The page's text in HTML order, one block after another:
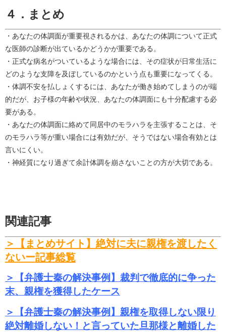
４．まとめ
・あなたの体調面が重要視されるかは、あなたの体調について正式
な医師の診断が出ているかどうかが重要である。
・正式な病名がついているような場合には、その症状が日常生活に
どのような支障を及ぼしているのかという点も重要になってくる。
・体調不安を払しょくするには、あなたが働き始めてしまうのが端
的だが、お子様の年齢や状況、あなたの体調面にも十分配慮する必
要がある。
・あなたの体調面に絡めて同居中のモラハラを主張することは、そ
のモラハラ等が重い場合には有効だが、そうではない場合有効とは
言いにくい。
・神経質になり過ぎて余計体調を崩さないことの方が大切である。
関連記事
＞【まとめサイト】絶対に夫に親権を渡したく
ないー記事総覧
＞【弁護士秦の解決事例】裁判で徹底的に争った
末、親権を獲得したケース
＞【弁護士秦の解決事例】親権を取得しない限り
絶対離婚しない！と言っていた旦那様と離婚した